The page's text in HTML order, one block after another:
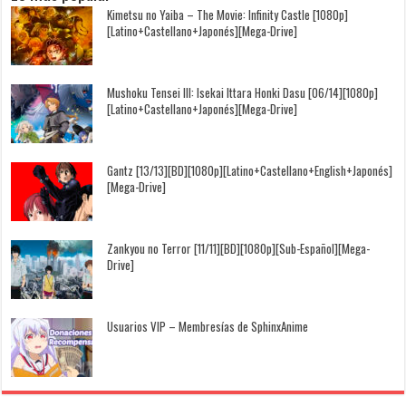
Kimetsu no Yaiba – The Movie: Infinity Castle [1080p]
[Latino+Castellano+Japonés][Mega-Drive]
Mushoku Tensei III: Isekai Ittara Honki Dasu [06/14][1080p]
[Latino+Castellano+Japonés][Mega-Drive]
Gantz [13/13][BD][1080p][Latino+Castellano+English+Japonés]
[Mega-Drive]
Zankyou no Terror [11/11][BD][1080p][Sub-Español][Mega-
Drive]
Usuarios VIP – Membresías de SphinxAnime